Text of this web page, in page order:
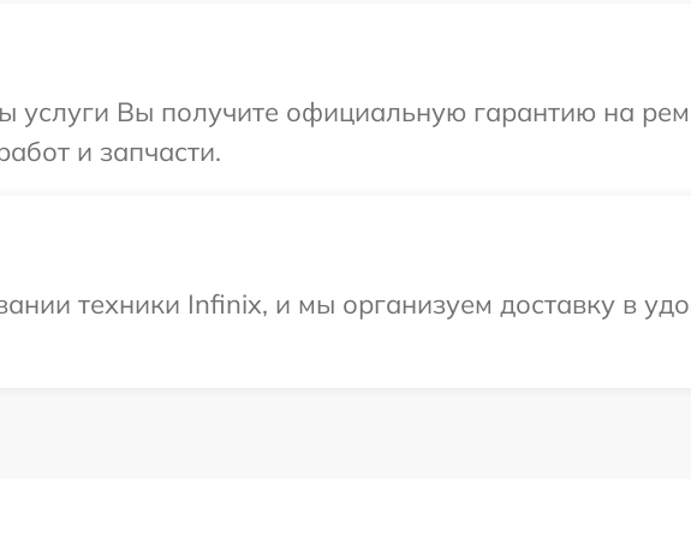
услуги Вы получите официальную гарантию на
и запчасти.
техники Infinix, и мы организуем доставку в